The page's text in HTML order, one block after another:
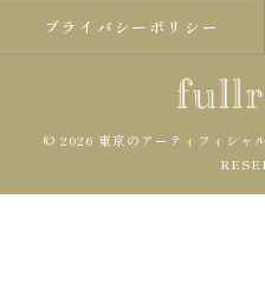
プライバシーポリシー
© 2026 東京のアーティフィシ